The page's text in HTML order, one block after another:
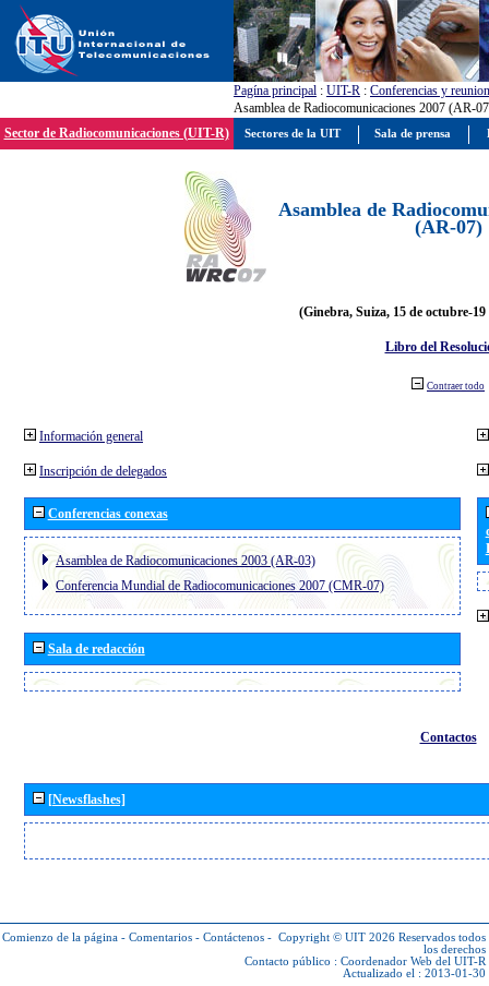
Pagína principal : UIT-R : Conferencias y
Asamblea de Radiocomunicaciones 2007 (AR-
Sector de Radiocomunicaciones (UIT-R)
Asamblea de
(AR-07)
(Ginebra, Suiza, 15 de octubre-19
Libro del
Contraer todo
Información general
Inscripción de delegados
Conferencias conexas
Asamblea de Radiocomunicaciones 2003 (AR-03)
Conferencia Mundial de Radiocomunicaciones 2007 (CMR-07)
Sala de redacción
Contactos
[Newsflashes]
Comienzo de la página - Comentarios - Contáctenos - Copyright © UIT 2026 Reservados todos
los derechos
Contacto público : Coordenador Web del UIT-R
Actualizado el : 2013-01-30
Sectores de la UIT Sala de prensa